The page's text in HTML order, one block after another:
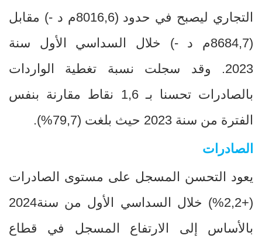
التجاري ليصبح في حدود (8016,6م
د-) مقابل
(8684,7م د -) خلال السداسي الأول
سنة
2023. وقد سجلت نسبة تغطية الواردات
بالصادرات تحسنا بـ 1,6 نقاط مقارنة بنفس
الفترة من سنة 2023 حيث بلغت
)
79,7
(%
.
الصادرات
يعود التحسن المسجل على مستوى الصادرات
(+2,2
%) خلال السداسي الأول
من سنة2024
بالأساس إلى الارتفاع المسجل في قطاع